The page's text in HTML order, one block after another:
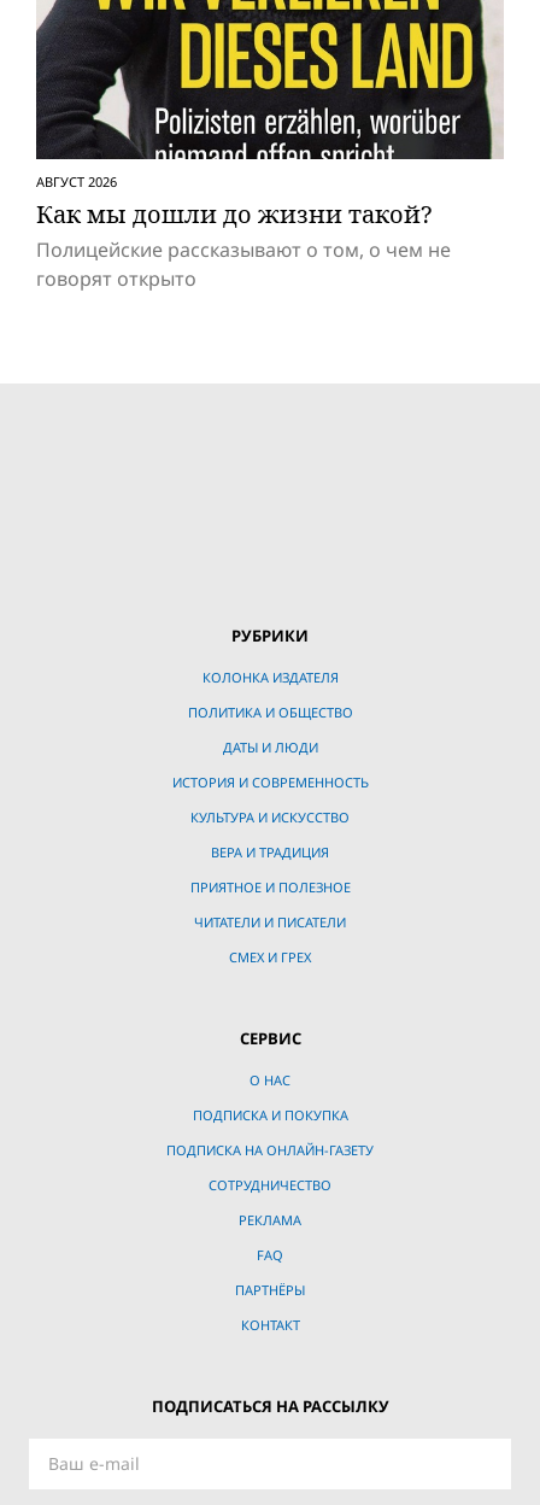
АВГУСТ 2026
Как мы дошли до жизни такой?
Полицейские рассказывают о том, о чем не
говорят открыто
РУБРИКИ
КОЛОНКА ИЗДАТЕЛЯ
ПОЛИТИКА И ОБЩЕСТВО
ДАТЫ И ЛЮДИ
ИСТОРИЯ И СОВРЕМЕННОСТЬ
КУЛЬТУРА И ИСКУССТВО
ВЕРА И ТРАДИЦИЯ
ПРИЯТНОЕ И ПОЛЕЗНОЕ
ЧИТАТЕЛИ И ПИСАТЕЛИ
СМЕХ И ГРЕХ
СЕРВИС
О НАС
ПОДПИСКА И ПОКУПКА
ПОДПИСКА НА ОНЛАЙН-ГАЗЕТУ
СОТРУДНИЧЕСТВО
РЕКЛАМА
FAQ
ПАРТНЁРЫ
КОНТАКТ
ПОДПИСАТЬСЯ НА РАССЫЛКУ